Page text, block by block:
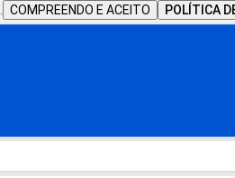
COMPREENDO E ACEITO POLÍTICA